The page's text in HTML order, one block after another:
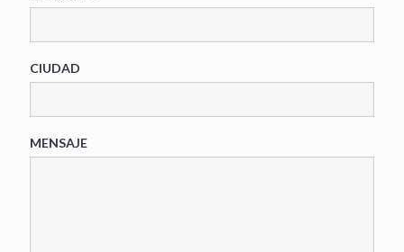
CIUDAD
MENSAJE